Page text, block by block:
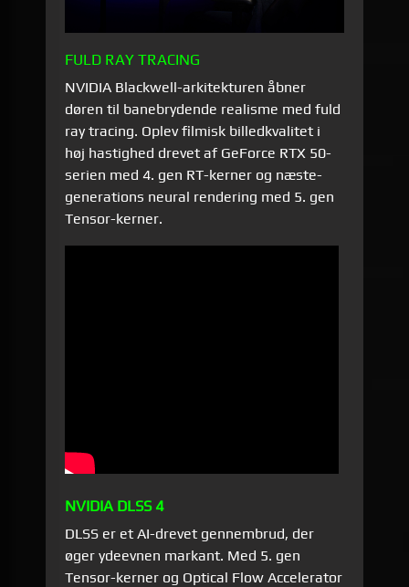
FULD RAY TRACING
NVIDIA Blackwell-arkitekturen åbner
døren til banebrydende realisme med fuld
ray tracing. Oplev filmisk billedkvalitet i
høj hastighed drevet af GeForce RTX 50-
serien med 4. gen RT-kerner og næste-
generations neural rendering med 5. gen
Tensor-kerner.
NVIDIA DLSS 4
DLSS er et AI-drevet gennembrud, der
øger ydeevnen markant. Med 5. gen
Tensor-kerner og Optical Flow Accelerator